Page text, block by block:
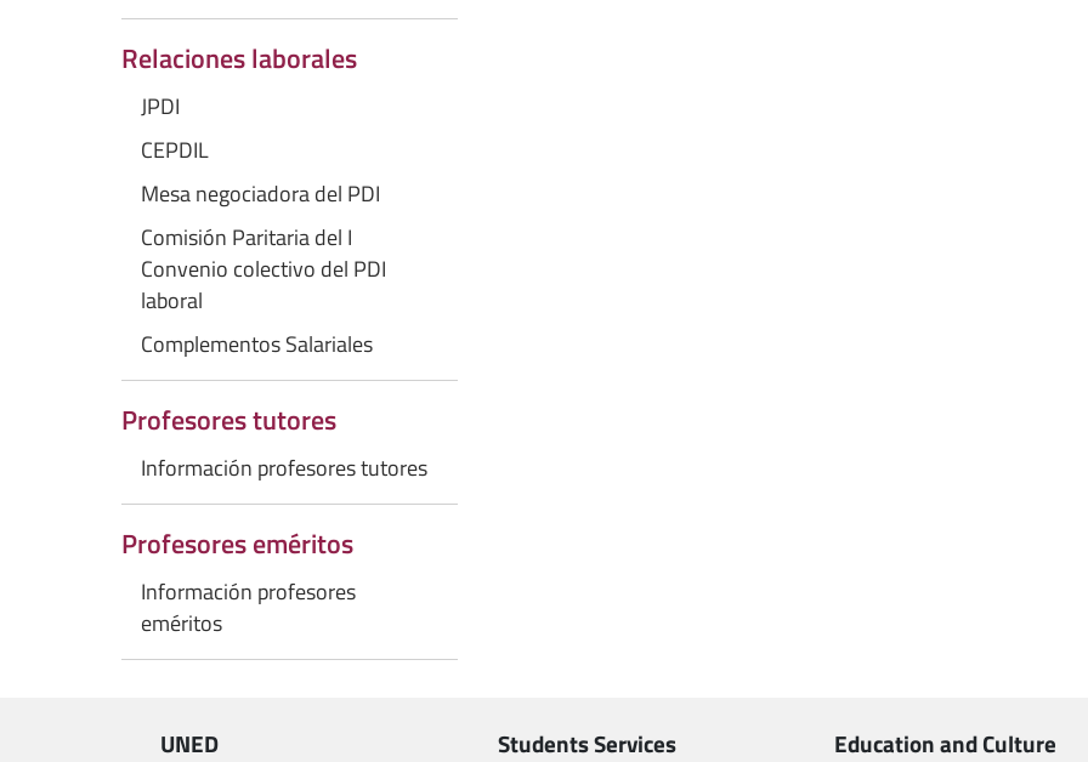
Relaciones laborales
JPDI
CEPDIL
Mesa negociadora del PDI
Comisión Paritaria del I
Convenio colectivo del PDI
laboral
Complementos Salariales
Profesores tutores
Información profesores tutores
Profesores eméritos
Información profesores
eméritos
UNED Students Services Education and Culture